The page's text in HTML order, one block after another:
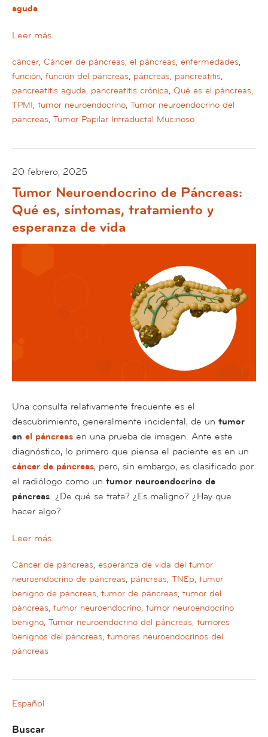
aguda.
Leer más…
cáncer, Cáncer de páncreas, el páncreas, enfermedades,
función, función del páncreas, páncreas, pancreatitis,
pancreatitis aguda, pancreatitis crónica, Qué es el páncreas,
TPMI, tumor neuroendocrino, Tumor neuroendocrino del
páncreas, Tumor Papilar Intraductal Mucinoso
20 febrero, 2025
Tumor Neuroendocrino de Páncreas:
Qué es, síntomas, tratamiento y
esperanza de vida
Una consulta relativamente frecuente es el
descubrimiento, generalmente incidental, de un tumor
en el páncreas en una prueba de imagen. Ante este
diagnóstico, lo primero que piensa el paciente es en un
cáncer de páncreas, pero, sin embargo, es clasificado por
el radiólogo como un tumor neuroendocrino de
páncreas. ¿De qué se trata? ¿Es maligno? ¿Hay que
hacer algo?
Leer más…
Cáncer de páncreas, esperanza de vida del tumor
neuroendocrino de páncreas, páncreas, TNEp, tumor
benigno de páncreas, tumor de páncreas, tumor del
páncreas, tumor neuroendocrino, tumor neuroendocrino
benigno, Tumor neuroendocrino del páncreas, tumores
benignos del páncreas, tumores neuroendocrinos del
páncreas
Español
Buscar